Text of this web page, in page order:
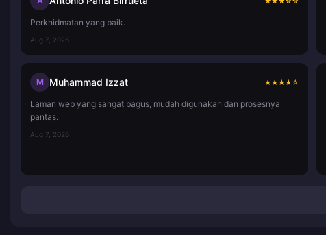
Perkhidmatan yang baik.
Aug 7, 2026
M Muhammad Izzat ★★★★☆
Laman web yang sangat bagus, mudah digunakan dan prosesnya
pantas.
Aug 7, 2026